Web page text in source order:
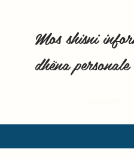
Mos shisni
dhëna personale